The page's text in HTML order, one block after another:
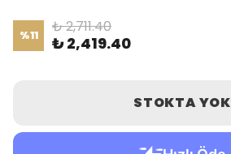
%11 ₺ 2,711.40
₺ 2,419.40
STOKTA YOK